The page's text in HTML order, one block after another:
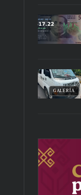
GALERÍA